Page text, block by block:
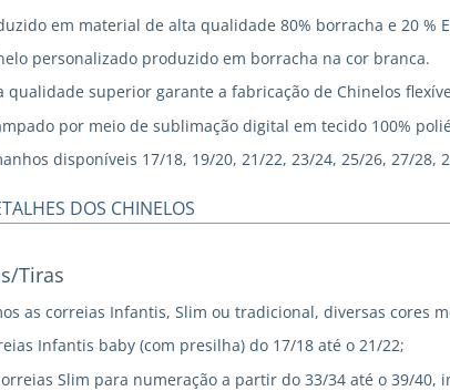
em material de alta qualidade 80% borracha e 20 %
personalizado produzido em borracha na cor branca.
qualidade superior garante a fabricação de Chinelos
por meio de sublimação digital em tecido 100%
disponíveis 17/18, 19/20, 21/22, 23/24, 25/26, 27/28,
DOS CHINELOS
Tiras
as correias Infantis, Slim ou tradicional, diversas cores
Infantis baby (com presilha) do 17/18 até o 21/22;
Slim para numeração a partir do 33/34 até o 39/40,